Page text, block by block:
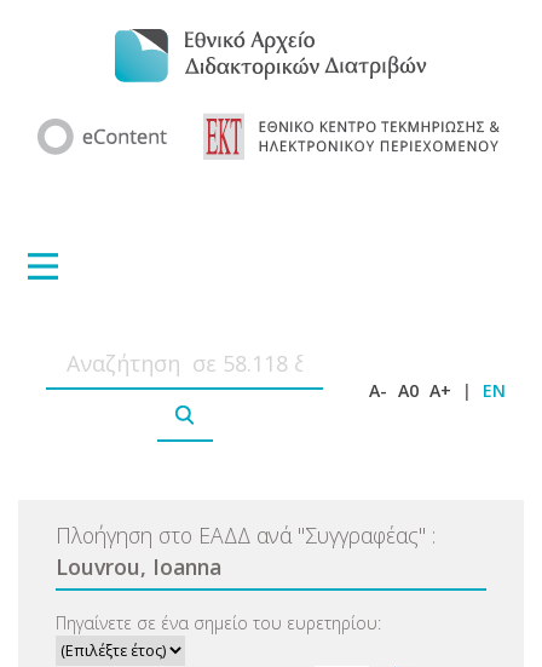
A- A0 A+ | EN
Πλοήγηση στο ΕΑΔΔ ανά "Συγγραφέας" :
Louvrou, Ioanna
Πηγαίνετε σε ένα σημείο του ευρετηρίου: